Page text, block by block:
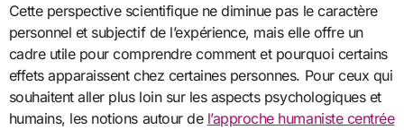
Cette perspective scientifique ne diminue pas le caractère
personnel et subjectif de l’expérience, mais elle offre un
cadre utile pour comprendre comment et pourquoi certains
effets apparaissent chez certaines personnes. Pour ceux qui
souhaitent aller plus loin sur les aspects psychologiques et
humains, les notions autour de l’approche humaniste centrée